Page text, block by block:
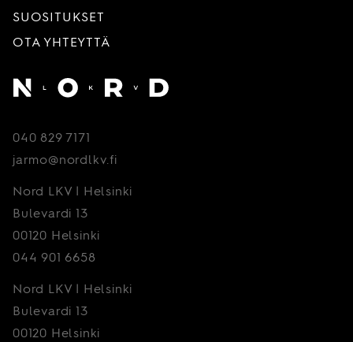
SUOSITUKSET
OTA YHTEYTTÄ
040 829 7171
jarmo@nordlkv.fi
Nord LKV | Helsinki
Bulevardi 13
00120 Helsinki
044 901 6658
Nord LKV | Helsinki
Bulevardi 13
00120 Helsinki